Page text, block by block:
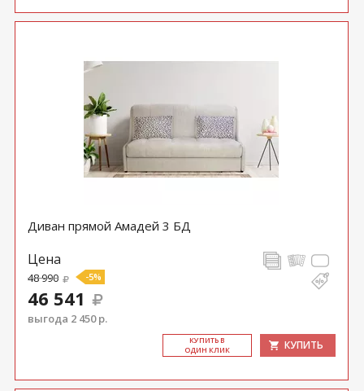
Диван прямой Амадей 3 БД
Цена
48 990 -5%
46 541
выгода 2 450 р.
КУ­ПИТЬ В
ОДИН КЛИК
КУПИТЬ